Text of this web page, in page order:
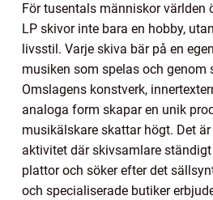
För tusentals människor världen
LP skivor inte bara en hobby,
livsstil. Varje skiva bär på en
musiken som spelas och
Omslagens konstverk,
analoga form skapar en unik
musikälskare skattar högt. Det
aktivitet där skivsamlare
plattor och söker efter det
och specialiserade butiker